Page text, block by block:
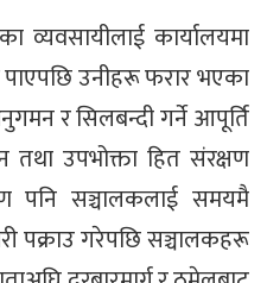
व्यवसायीलाई कार्यालयमा
उनीहरू फरार भएका
र सिलबन्दी गर्ने आपूर्ति
तथा उपभोक्ता हित संरक्षण
पनि सञ्चालकलाई समयमै
पक्राउ गरेपछि सञ्चालकहरू